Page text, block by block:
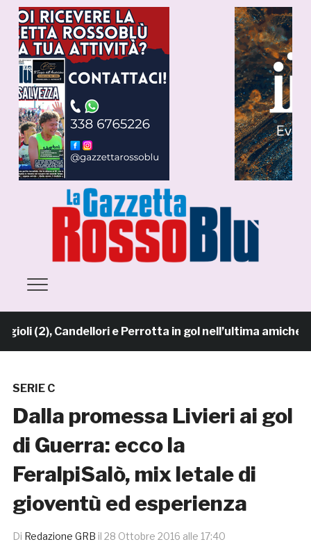
(2), Candellori e Perrotta in gol nell’ultima amichevole.
SERIE C
Dalla promessa Livieri ai gol
di Guerra: ecco la
FeralpiSalò, mix letale di
gioventù ed esperienza
Di Redazione GRB il 28 Ottobre 2016 alle 17:40